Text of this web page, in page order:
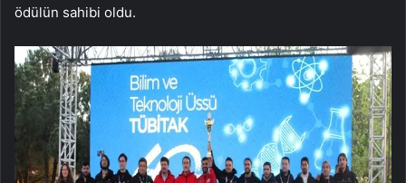
ödülün sahibi oldu.